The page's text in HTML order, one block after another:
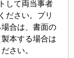
して両当事者
ださい。プリ
合は、書面の
本する場合は
さい。